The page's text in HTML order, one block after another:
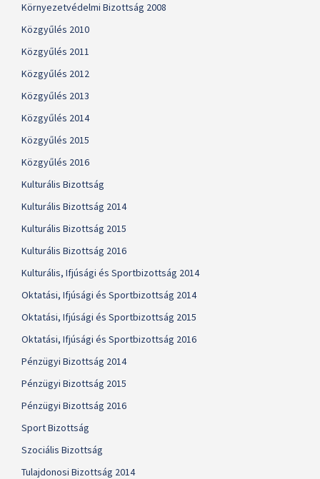
Környezetvédelmi Bizottság 2008
Közgyűlés 2010
Közgyűlés 2011
Közgyűlés 2012
Közgyűlés 2013
Közgyűlés 2014
Közgyűlés 2015
Közgyűlés 2016
Kulturális Bizottság
Kulturális Bizottság 2014
Kulturális Bizottság 2015
Kulturális Bizottság 2016
Kulturális, Ifjúsági és Sportbizottság 2014
Oktatási, Ifjúsági és Sportbizottság 2014
Oktatási, Ifjúsági és Sportbizottság 2015
Oktatási, Ifjúsági és Sportbizottság 2016
Pénzügyi Bizottság 2014
Pénzügyi Bizottság 2015
Pénzügyi Bizottság 2016
Sport Bizottság
Szociális Bizottság
Tulajdonosi Bizottság 2014